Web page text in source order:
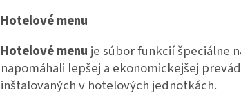
Hotelové menu
Hotelové menu je súbor funkcií špeciálne
napomáhali lepšej a ekonomickejšej
inštalovaných v hotelových jednotkách.